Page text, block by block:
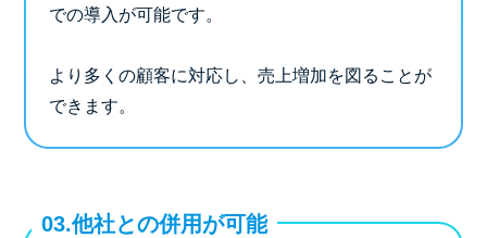
での導入が可能です。
より多くの顧客に対応し、売上増加を図ることが
できます。
03.他社との併用が可能